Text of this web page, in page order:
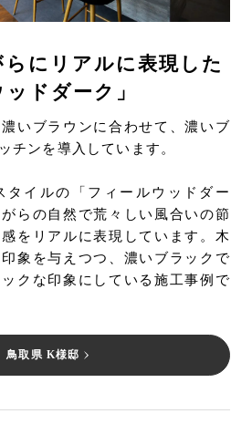
にリアルに表現した
ッドダーク」
いブラウンに合わせて、濃いブ
チンを導入しています。
タイルの「フィールウッドダー
らの自然で荒々しい風合いの節
をリアルに表現しています。木
象を与えつつ、濃いブラックで
クな印象にしている施工事例で
鳥取県 K様邸